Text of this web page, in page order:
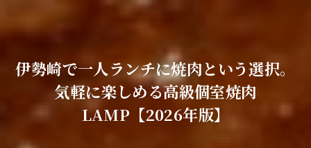
伊勢崎で一人ランチに焼肉という選択。
気軽に楽しめる高級個室焼肉
LAMP【2026年版】